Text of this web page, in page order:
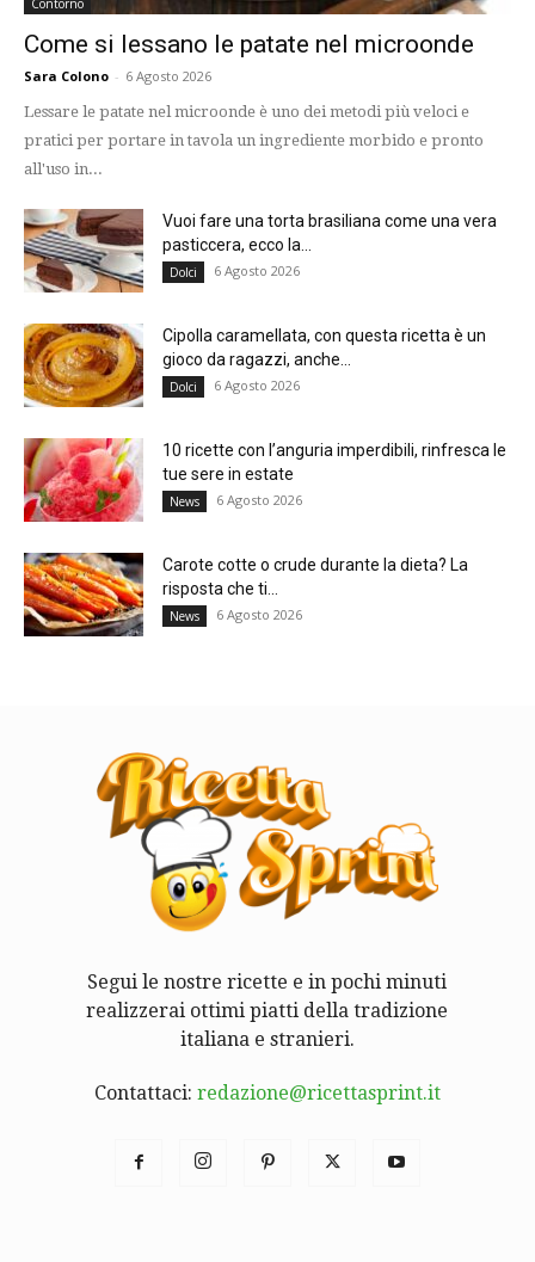
Contorno
Come si lessano le patate nel microonde
Sara Colono - 6 Agosto 2026
Lessare le patate nel microonde è uno dei metodi più veloci e
pratici per portare in tavola un ingrediente morbido e pronto
all'uso in...
Vuoi fare una torta brasiliana come una vera
pasticcera, ecco la...
Dolci 6 Agosto 2026
Cipolla caramellata, con questa ricetta è un
gioco da ragazzi, anche...
Dolci 6 Agosto 2026
10 ricette con l’anguria imperdibili, rinfresca le
tue sere in estate
News 6 Agosto 2026
Carote cotte o crude durante la dieta? La
risposta che ti...
News 6 Agosto 2026
Segui le nostre ricette e in pochi minuti
realizzerai ottimi piatti della tradizione
italiana e stranieri.
Contattaci: redazione@ricettasprint.it